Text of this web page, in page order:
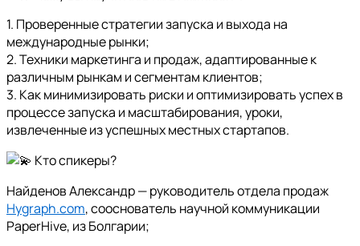
1. Проверенные стратегии запуска и выхода на
международные рынки;
2. Техники маркетинга и продаж, адаптированные к
различным рынкам и сегментам клиентов;
3. Как минимизировать риски и оптимизировать успех в
процессе запуска и масштабирования, уроки,
извлеченные из успешных местных стартапов.
Кто спикеры?
Найденов Александр — руководитель отдела продаж
Hygraph.com, сооснователь научной коммуникации
PaperHive, из Болгарии;